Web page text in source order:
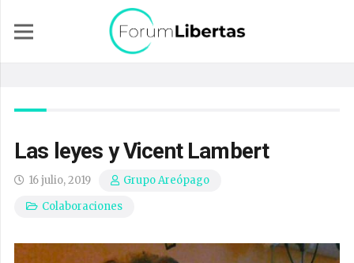
Las leyes y Vicent Lambert
16 julio, 2019
Grupo Areópago
Colaboraciones